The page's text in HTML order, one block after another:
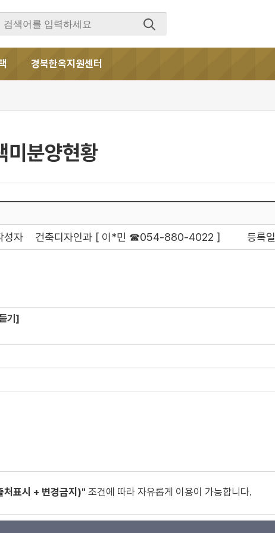
경북한옥지원센터
미분양현황
등록일
성자 건축디자인과 [ 이*민 ☎054-880-4022 ]
기]
표시 + 변경금지)" 조건에 따라 자유롭게 이용이 가능합니다.